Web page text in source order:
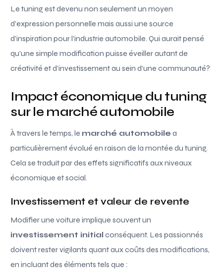
Le tuning est devenu non seulement un moyen
d’expression personnelle mais aussi une source
d’inspiration pour l’industrie automobile. Qui aurait pensé
qu’une simple modification puisse éveiller autant de
créativité et d’investissement au sein d’une communauté?
Impact économique du tuning
sur le marché automobile
À travers le temps, le marché automobile a
particulièrement évolué en raison de la montée du tuning.
Cela se traduit par des effets significatifs aux niveaux
économique et social.
Investissement et valeur de revente
Modifier une voiture implique souvent un
investissement initial conséquent. Les passionnés
doivent rester vigilants quant aux coûts des modifications,
en incluant des éléments tels que :